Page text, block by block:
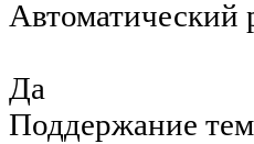
Автоматический
Да
Поддержание